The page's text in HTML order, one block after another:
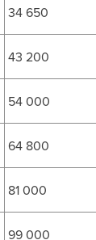
34 650
43 200
54 000
64 800
81 000
99 000